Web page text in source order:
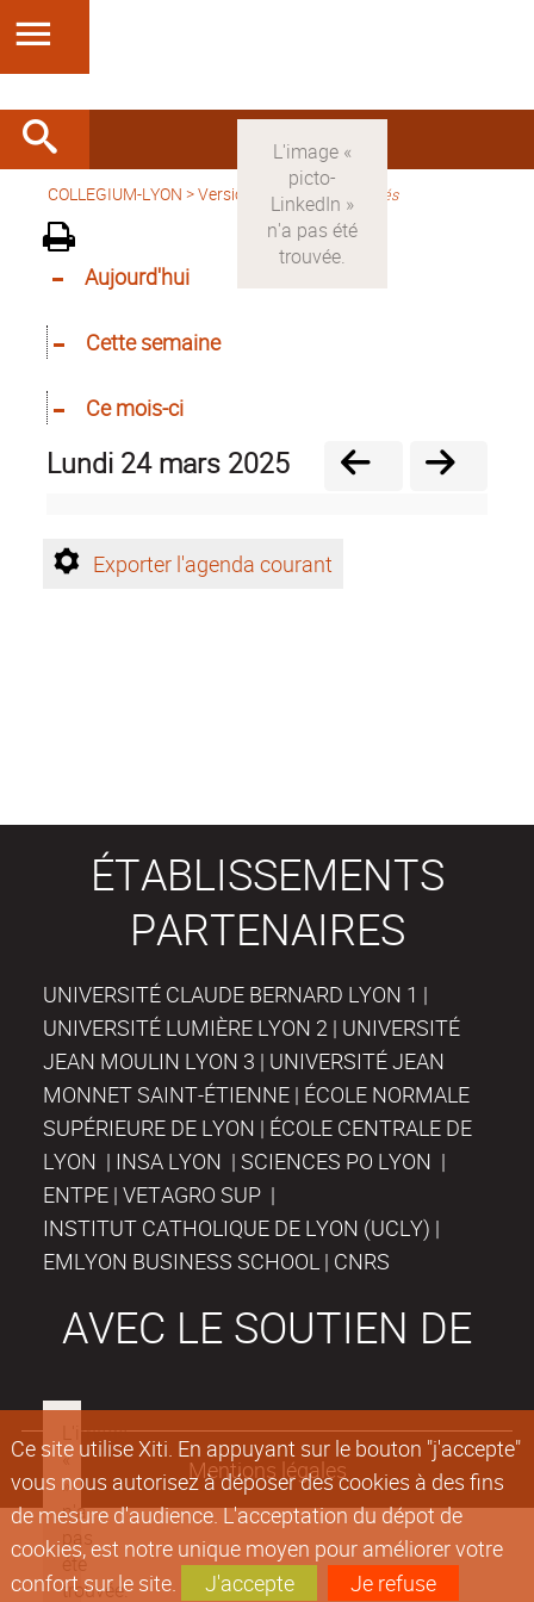
Ce site utilise Xiti. En appuyant sur le bouton "j'accepte"
vous nous autorisez à déposer des cookies à des fins
de mesure d'audience. L'acceptation du dépot de
cookies, est notre unique moyen pour améliorer votre
confort sur le site.
J'accepte Je refuse
COLLEGIUM-LYON >Version française> Activités
Aujourd'hui
Cette semaine
Ce mois-ci
lundi 24 mars 2025
Exporter l'agenda courant
ÉTABLISSEMENTS
PARTENAIRES
UNIVERSITÉ CLAUDE BERNARD LYON 1 |
UNIVERSITÉ LUMIÈRE LYON 2 | UNIVERSITÉ
JEAN MOULIN LYON 3 | UNIVERSITÉ JEAN
MONNET SAINT-ÉTIENNE | ÉCOLE NORMALE
SUPÉRIEURE DE LYON | ÉCOLE CENTRALE DE
LYON | INSA LYON | SCIENCES PO LYON |
ENTPE | VETAGRO SUP |
INSTITUT CATHOLIQUE DE LYON (UCLY) |
EMLYON BUSINESS SCHOOL | CNRS
AVEC LE SOUTIEN DE
Mentions légales